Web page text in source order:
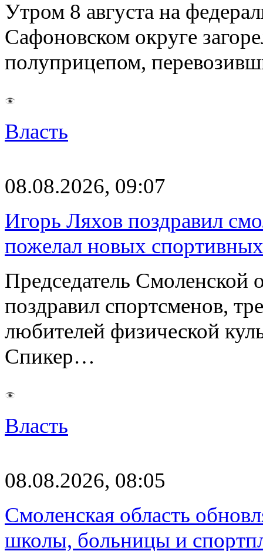
Утром 8 августа на
Сафоновском округе
полуприцепом,
Власть
08.08.2026, 09:07
Игорь Ляхов поздравил
пожелал новых
Председатель
поздравил спортсменов,
любителей физической
Спикер…
Власть
08.08.2026, 08:05
Смоленская область
школы, больницы и